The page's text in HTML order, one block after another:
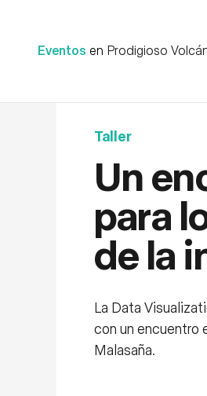
Eventos en Prodigioso
Taller
Un
para
de la
La Data
con un encuentro
Malasaña.